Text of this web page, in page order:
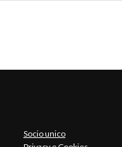
Socio unico